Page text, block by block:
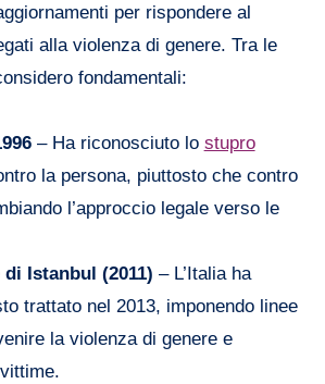
per rispondere al
alla violenza di genere. Tra le
fondamentali:
– Ha riconosciuto lo stupro
la persona, piuttosto che contro
l’approccio legale verso le
Istanbul (2011) – L’Italia ha
trattato nel 2013, imponendo linee
la violenza di genere e